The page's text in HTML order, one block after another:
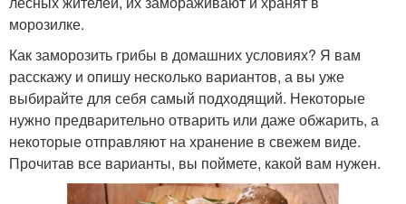
морозилке.
Как заморозить грибы в домашних условиях? Я вам
расскажу и опишу несколько вариантов, а вы уже
выбирайте для себя самый подходящий. Некоторые
нужно предварительно отварить или даже обжарить, а
некоторые отправляют на хранение в свежем виде.
Прочитав все варианты, вы поймете, какой вам нужен.